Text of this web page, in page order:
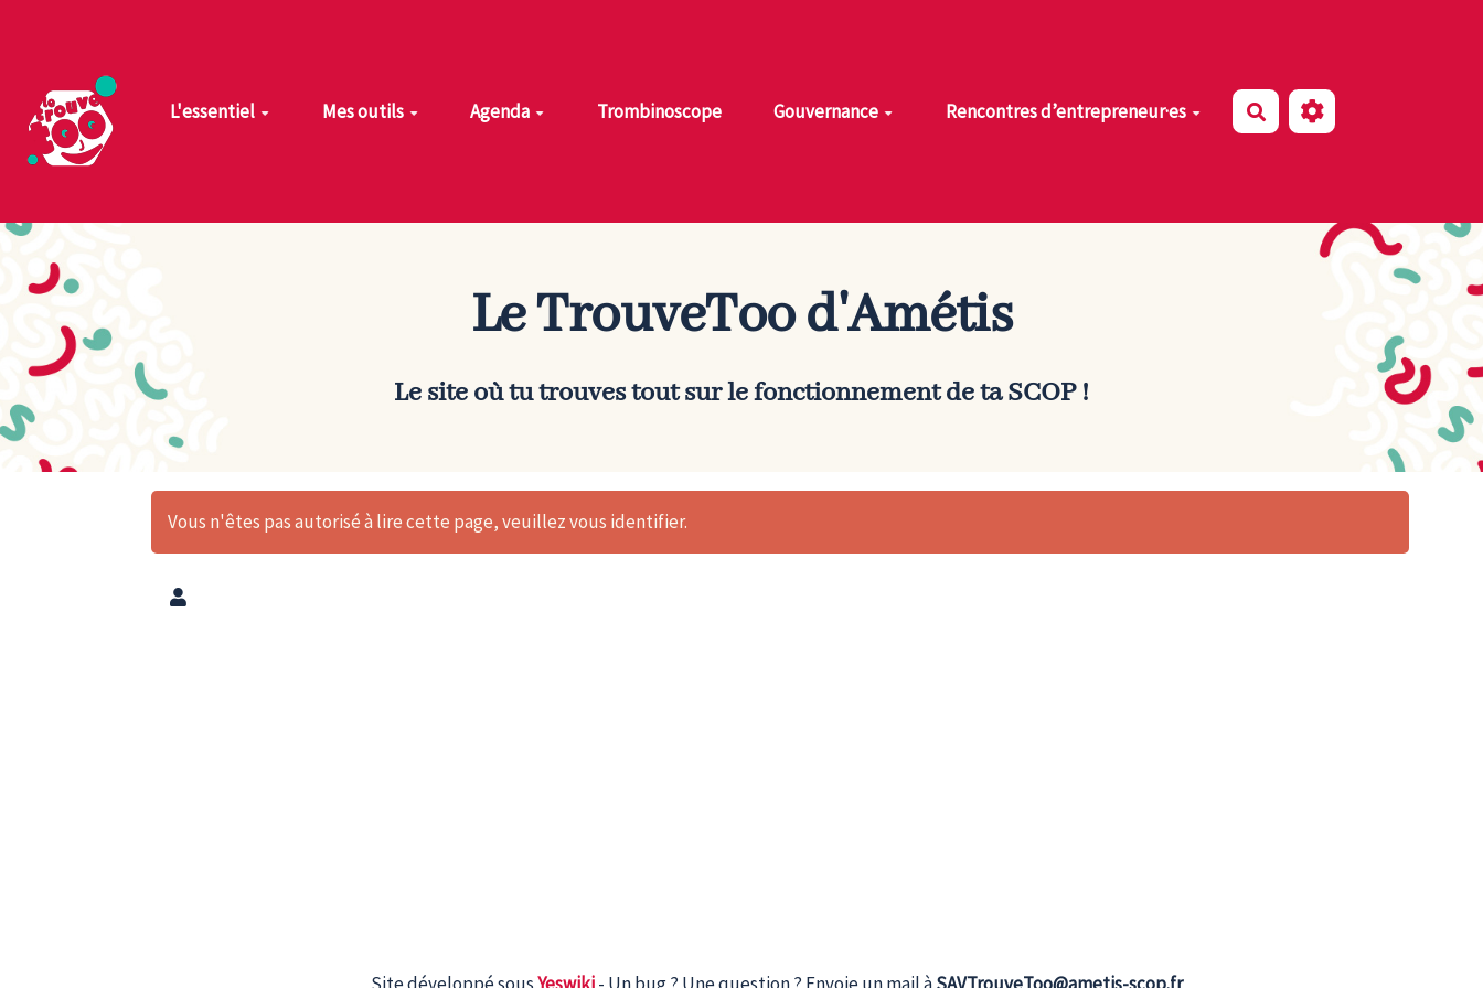
L'essentiel Mes outils Agenda Trombinoscope Gouvernance Rencontres d’entrepreneur·es Rechercher
Le TrouveToo d'Amétis
Le site où tu trouves tout sur le fonctionnement deta SCOP!
Vous n'êtes pas autorisé à lire cette page, veuillez vous identifier.